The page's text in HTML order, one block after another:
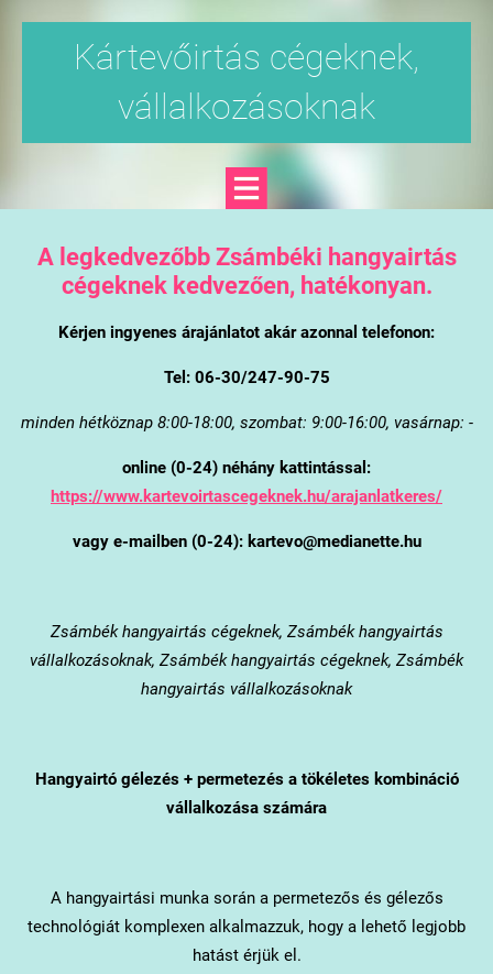
Kártevőirtás cégeknek,
vállalkozásoknak
A legkedvezőbb Zsámbéki hangyairtás
cégeknek kedvezően, hatékonyan.
Kérjen ingyenes árajánlatot akár azonnal telefonon:
Tel: 06-30/247-90-75
minden hétköznap 8:00-18:00, szombat: 9:00-16:00, vasárnap: -
online (0-24) néhány kattintással:
https://www.kartevoirtascegeknek.hu/arajanlatkeres/
vagy e-mailben (0-24): kartevo@medianette.hu
Zsámbékhangyairtás cégeknek, Zsámbék hangyairtás
vállalkozásoknak, Zsámbék hangyairtás cégeknek, Zsámbék
hangyairtás vállalkozásoknak
Hangyairtó gélezés + permetezés a tökéletes kombináció
vállalkozása számára
A hangyairtási munka során a permetezős és gélezős
technológiát komplexen alkalmazzuk, hogy a lehető legjobb
hatást érjük el.